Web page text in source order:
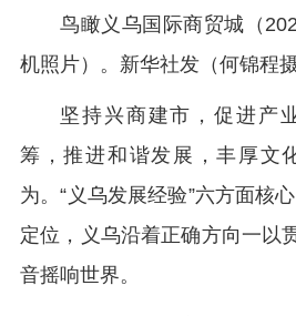
鸟瞰义乌国际商贸城（
机照片）。新华社发（何锦程摄
坚持兴商建市，促进产
筹，推进和谐发展，丰厚文
为。“义乌发展经验”六方面核
定位，义乌沿着正确方向一以
音摇响世界。